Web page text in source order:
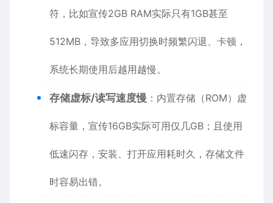
符，比如宣传2GB RAM实际只有1GB甚至
512MB，导致多应用切换时频繁闪退、卡顿，
系统长期使用后越用越慢。
存储虚标/读写速度慢 ：内置存储（ROM）虚
标容量，宣传16GB实际可用仅几GB；且使用
低速闪存，安装、打开应用耗时久，存储文件
时容易出错。